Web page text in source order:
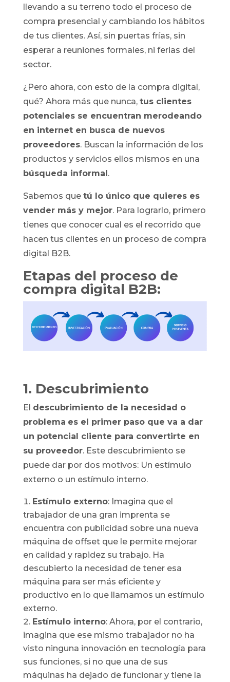
llevando a su terreno todo el proceso de
compra presencial y cambiando los hábitos
de tus clientes. Así, sin puertas frías, sin
esperar a reuniones formales, ni ferias del
sector.
¿Pero ahora, con esto de la compra digital,
qué? Ahora más que nunca, tus clientes
potenciales se encuentran merodeando
en internet en busca de nuevos
proveedores. Buscan la información de los
productos y servicios ellos mismos en una
búsqueda informal .
Sabemos que tú lo único que quieres es
vender más y mejor. Para lograrlo, primero
tienes que conocer cual es el recorrido que
hacen tus clientes en un proceso de compra
digital B2B.
Etapas del proceso de
compra digital B2B:
1. Descubrimiento
El descubrimiento de la necesidad o
problema es el primer paso que va a dar
un potencial cliente para convertirte en
su proveedor. Este descubrimiento se
puede dar por dos motivos: Un estímulo
externo o un estímulo interno.
Estímulo externo: Imagina que el
trabajador de una gran imprenta se
encuentra con publicidad sobre una nueva
máquina de offset que le permite mejorar
en calidad y rapidez su trabajo. Ha
descubierto la necesidad de tener esa
máquina para ser más eficiente y
productivo en lo que llamamos un estímulo
externo.
Estímulo interno: Ahora, por el contrario,
imagina que ese mismo trabajador no ha
visto ninguna innovación en tecnología para
sus funciones, si no que una de sus
máquinas ha dejado de funcionar y tiene la